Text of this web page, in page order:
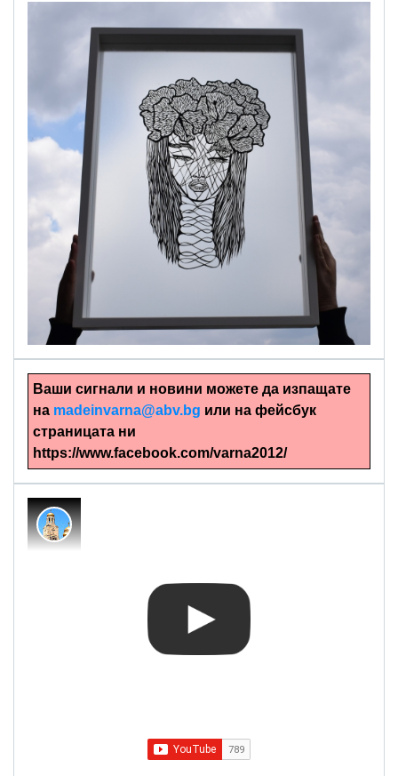
Ръчно изрязани картини
Ваши сигнали и новини можете да изпащате
на madeinvarna@abv.bg или на фейсбук
страницата ни
https://www.facebook.com/varna2012/